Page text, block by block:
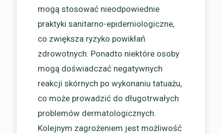
mogą stosować nieodpowiednie
praktyki sanitarno-epidemiologiczne,
co zwiększa ryzyko powikłań
zdrowotnych. Ponadto niektóre osoby
mogą doświadczać negatywnych
reakcji skórnych po wykonaniu tatuażu,
co może prowadzić do długotrwałych
problemów dermatologicznych.
Kolejnym zagrożeniem jest możliwość